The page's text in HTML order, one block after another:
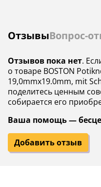
ОтзывыВопрос-
Отзывов пока нет.
о товаре BOSTON
19,0mmx19.0mm, mit
поделитесь ценным
собирается его
Ваша помощь —
Добавить отзыв